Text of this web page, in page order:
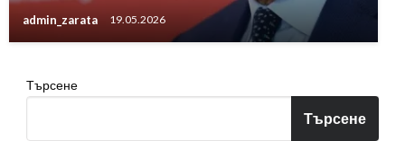
admin_zarata 19.05.2026
Търсене
Търсене